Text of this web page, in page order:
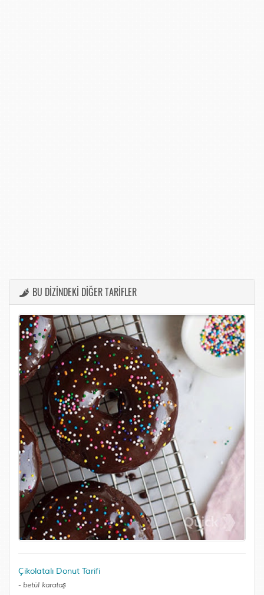
BU DİZİNDEKİ DİĞER TARİFLER
Çikolatalı Donut Tarifi
- betül karataş